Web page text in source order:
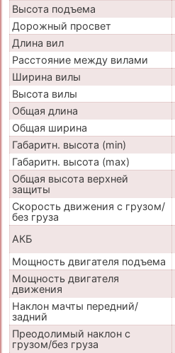
Высота подъема
Дорожный просвет
Длина вил
Расстояние между вилами
Ширина вилы
Высота вилы
Общая длина
Общая ширина
Габаритн. высота (min)
Габаритн. высота (max)
Общая высота верхней
защиты
Скорость движения с грузом/
без груза
АКБ
Мощность двигателя подъема
Мощность двигателя
движения
Наклон мачты передний/
задний
Преодолимый наклон с
грузом/без груза